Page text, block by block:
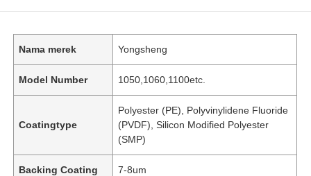
Nama merek Yongsheng
Model Number 1050,1060,1100etc.
Coatingtype
Polyester (PE), Polyvinylidene Fluoride
(PVDF), Silicon Modified Polyester
(SMP)
Backing Coating 7-8um